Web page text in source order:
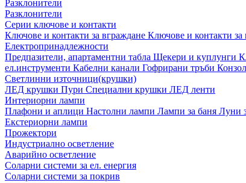
Разклонители
Разклонители
Серии ключове и контакти
Ключове и контакти за вграждане Ключове и контакти
Електропринадлежности
Предпазители, апартаментни табла Щекери и куплунги
ел.инструменти Кабелни канали Гофрирани тръби
Светлинни източници(крушки)
ЛЕД крушки Пури Специални крушки ЛЕД ленти
Интериорни лампи
Плафони и аплици Настолни лампи Лампи за баня Луни
Екстериорни лампи
Прожектори
Индустриално осветление
Аварийно осветление
Соларни системи за ел. енергия
Соларни системи за покрив